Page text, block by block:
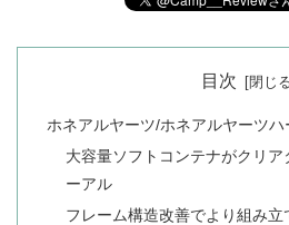
目次
ホネアルヤーツ/ホネアルヤーツ
大容量ソフトコンテナがクリア
ーアル
フレーム構造改善でより組み立